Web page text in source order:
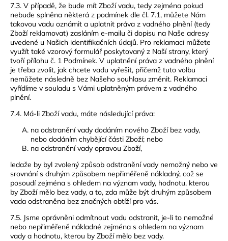
7.3. V případě, že bude mít Zboží vadu, tedy zejména pokud
nebude splněna některá z podmínek dle čl. 7.1, můžete Nám
takovou vadu oznámit a uplatnit práva z vadného plnění (tedy
Zboží reklamovat) zasláním e-mailu či dopisu na Naše adresy
uvedené u Našich identifikačních údajů. Pro reklamaci můžete
využít také vzorový formulář poskytovaný z Naší strany, který
tvoří přílohu č. 1 Podmínek. V uplatnění práva z vadného plnění
je třeba zvolit, jak chcete vadu vyřešit, přičemž tuto volbu
nemůžete následně bez Našeho souhlasu změnit. Reklamaci
vyřídíme v souladu s Vámi uplatněným právem z vadného
plnění.
7.4. Má-li Zboží vadu, máte následující práva:
na odstranění vady dodáním nového Zboží bez vady,
nebo dodáním chybějící části Zboží; nebo
na odstranění vady opravou Zboží,
ledaže by byl zvolený způsob odstranění vady nemožný nebo ve
srovnání s druhým způsobem nepřiměřeně nákladný, což se
posoudí zejména s ohledem na význam vady, hodnotu, kterou
by Zboží mělo bez vady, a to, zda může být druhým způsobem
vada odstraněna bez značných obtíží pro vás.
7.5. Jsme oprávněni odmítnout vadu odstranit, je-li to nemožné
nebo nepřiměřeně nákladné zejména s ohledem na význam
vady a hodnotu, kterou by Zboží mělo bez vady.